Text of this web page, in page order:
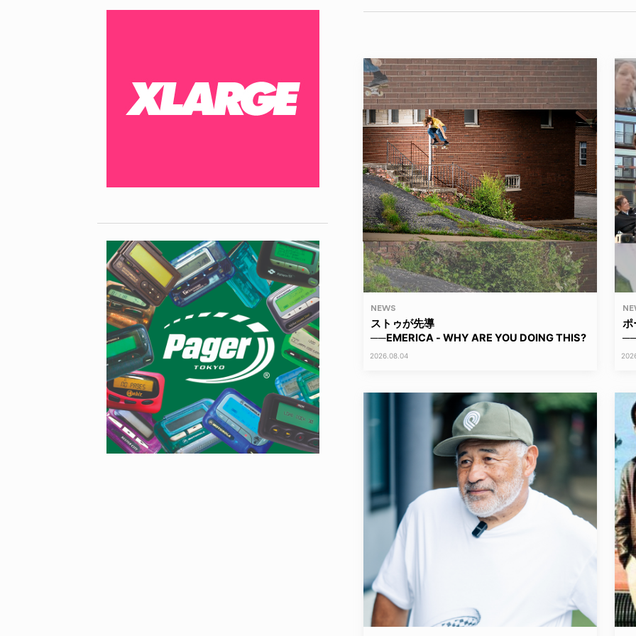
NEWS
ストゥが先導
──EMERICA - WHY ARE YOU DOING THIS?
2026.08.04
ポ